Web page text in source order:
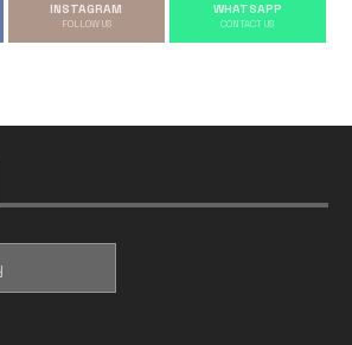
INSTAGRAM
FOLLOW US
WHATSAPP
CONTACT US